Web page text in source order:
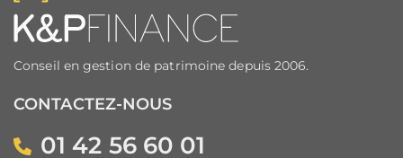
Conseil en gestion de patrimoine depuis 2006.
CONTACTEZ-NOUS
01 42 56 60 01